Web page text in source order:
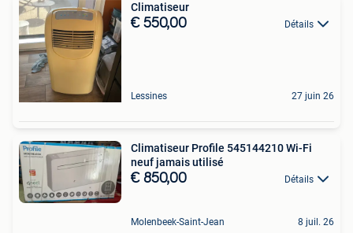
Climatiseur
€ 550,00 Détails
Lessines 27 juin 26
Climatiseur Profile 545144210 Wi-Fi
neuf jamais utilisé
€ 850,00 Détails
Molenbeek-Saint-Jean 8 juil. 26